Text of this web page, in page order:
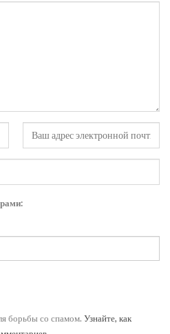
борьбы со спамом. Узнайте, как